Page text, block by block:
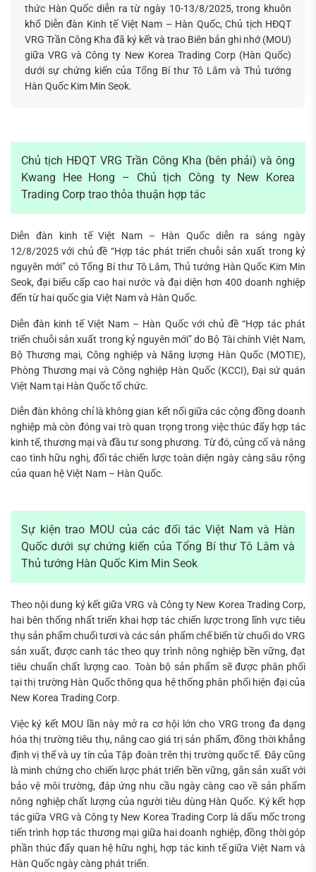
thức Hàn Quốc diễn ra từ ngày 10-13/8/2025, trong khuôn
khổ Diễn đàn Kinh tế Việt Nam – Hàn Quốc, Chủ tịch HĐQT
VRG Trần Công Kha đã ký kết và trao Biên bản ghi nhớ (MOU)
giữa VRG và Công ty New Korea Trading Corp (Hàn Quốc)
dưới sự chứng kiến của Tổng Bí thư Tô Lâm và Thủ tướng
Hàn Quốc Kim Min Seok.
Chủ tịch HĐQT VRG Trần Công Kha (bên phải) và ông
Kwang Hee Hong – Chủ tịch Công ty New Korea
Trading Corp trao thỏa thuận hợp tác
Diễn đàn kinh tế Việt Nam – Hàn Quốc diễn ra sáng ngày
12/8/2025 với chủ đề “Hợp tác phát triển chuỗi sản xuất trong kỷ
nguyên mới” có Tổng Bí thư Tô Lâm, Thủ tướng Hàn Quốc Kim Min
Seok, đại biểu cấp cao hai nước và đại diện hơn 400 doanh nghiệp
đến từ hai quốc gia Việt Nam và Hàn Quốc.
Diễn đàn kinh tế Việt Nam – Hàn Quốc với chủ đề “Hợp tác phát
triển chuỗi sản xuất trong kỷ nguyên mới” do Bộ Tài chính Việt Nam,
Bộ Thương mại, Công nghiệp và Năng lượng Hàn Quốc (MOTIE),
Phòng Thương mại và Công nghiệp Hàn Quốc (KCCI), Đại sứ quán
Việt Nam tại Hàn Quốc tổ chức.
Diễn đàn không chỉ là không gian kết nối giữa các cộng đồng doanh
nghiệp mà còn đóng vai trò quan trọng trong việc thúc đẩy hợp tác
kinh tế, thương mại và đầu tư song phương. Từ đó, củng cố và nâng
cao tình hữu nghị, đối tác chiến lược toàn diện ngày càng sâu rộng
của quan hệ Việt Nam – Hàn Quốc.
Sự kiện trao MOU của các đối tác Việt Nam và Hàn
Quốc dưới sự chứng kiến của Tổng Bí thư Tô Lâm và
Thủ tướng Hàn Quốc Kim Min Seok
Theo nội dung ký kết giữa VRG và Công ty New Korea Trading Corp,
hai bên thống nhất triển khai hợp tác chiến lược trong lĩnh vực tiêu
thụ sản phẩm chuối tươi và các sản phẩm chế biến từ chuối do VRG
sản xuất, được canh tác theo quy trình nông nghiệp bền vững, đạt
tiêu chuẩn chất lượng cao. Toàn bộ sản phẩm sẽ được phân phối
tại thị trường Hàn Quốc thông qua hệ thống phân phối hiện đại của
New Korea Trading Corp.
Việc ký kết MOU lần này mở ra cơ hội lớn cho VRG trong đa dạng
hóa thị trường tiêu thụ, nâng cao giá trị sản phẩm, đồng thời khẳng
định vị thế và uy tín của Tập đoàn trên thị trường quốc tế. Đây cũng
là minh chứng cho chiến lược phát triển bền vững, gắn sản xuất với
bảo vệ môi trường, đáp ứng nhu cầu ngày càng cao về sản phẩm
nông nghiệp chất lượng của người tiêu dùng Hàn Quốc. Ký kết hợp
tác giữa VRG và Công ty New Korea Trading Corp là dấu mốc trong
tiến trình hợp tác thương mại giữa hai doanh nghiệp, đồng thời góp
phần thúc đẩy quan hệ hữu nghị, hợp tác kinh tế giữa Việt Nam và
Hàn Quốc ngày càng phát triển.